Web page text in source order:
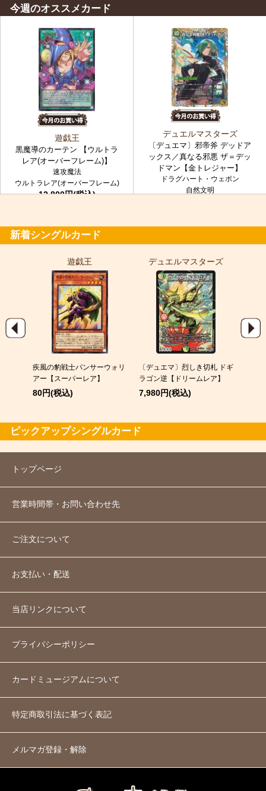
今週のオススメカード
遊戯王
黒魔導のカーテン 【ウルトラ
レア(オーバーフレーム)】
速攻魔法
ウルトラレア(オーバーフレーム)
12,800円(税込)
デュエルマスターズ
〔デュエマ〕邪帝斧 デッドア
ックス／真なる邪悪 ザ＝デッ
ドマン【金トレジャー】
ドラグハート・ウェポン
自然文明
新着シングルカード
遊戯王
疾風の豹戦士パンサーウォリ
アー【スーパーレア】
80円(税込)
デュエルマスターズ
〔デュエマ〕烈しき切札 ドギ
ラゴン逆【ドリームレア】
7,980円(税込)
ピックアップシングルカード
トップページ
営業時間帯・お問い合わせ先
ご注文について
お支払い・配送
当店リンクについて
プライバシーポリシー
カードミュージアムについて
特定商取引法に基づく表記
メルマガ登録・解除